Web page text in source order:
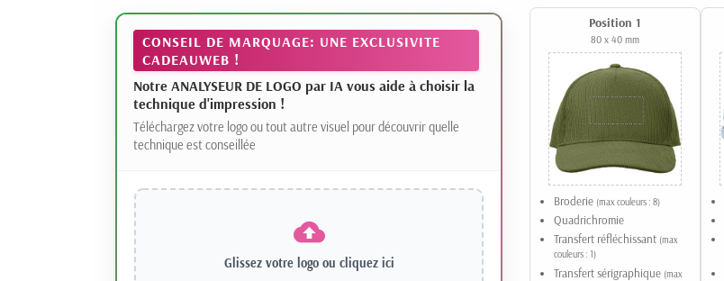
CONSEIL DE MARQUAGE: UNE EXCLUSIVITE
CADEAUWEB !
Notre ANALYSEUR DE LOGO par IA vous aide à choisir la
technique d'impression !
Téléchargez votre logo ou tout autre visuel pour découvrir quelle
technique est conseillée
Glissez votre logo ou cliquez ici
Position 1
80 x 40 mm
Broderie (max couleurs : 8)
Quadrichromie
Transfert réfléchissant (max
couleurs : 1)
Transfert sérigraphique (max